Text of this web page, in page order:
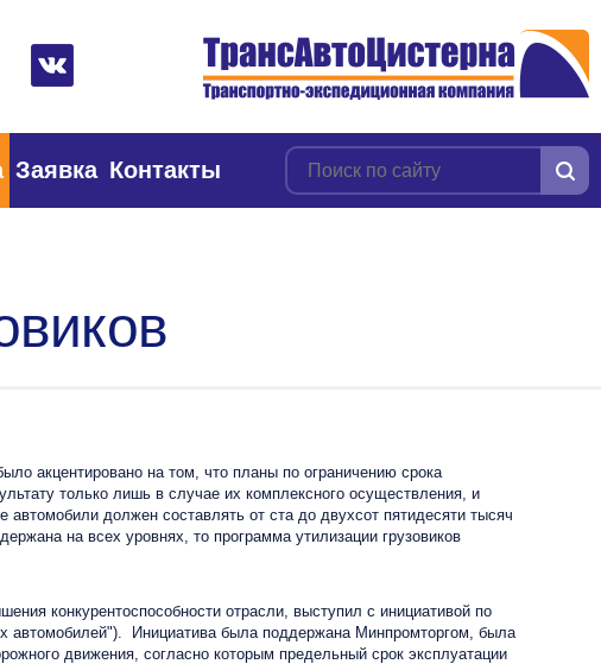
Заявка Контакты
акцентировано на том, что планы по ограничению срока
только лишь в случае их комплексного осуществления, и
должен составлять от ста до двухсот пятидесяти тысяч
на всех уровнях, то программа утилизации грузовиков
конкурентоспособности отрасли, выступил с инициативой по
автомобилей"). Инициатива была поддержана Минпромторгом, была
движения, согласно которым предельный срок эксплуатации